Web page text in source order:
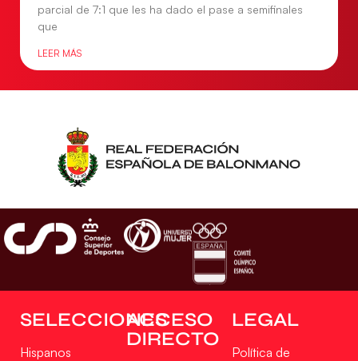
parcial de 7:1 que les ha dado el pase a semifinales
que
LEER MÁS
SELECCIONES
Hispanos
ACCESO
DIRECTO
LEGAL
Política de